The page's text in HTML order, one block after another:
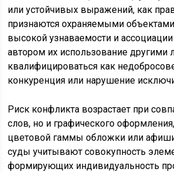
или устойчивых выражений, как
признаются охраняемыми
высокой узнаваемости и
автором их использование
квалифицироваться как
конкуренция или нарушение
Риск конфликта возрастает при
слов, но и графического
цветовой гаммы обложки или
суды учитывают совокупность
формирующих индивидуальность